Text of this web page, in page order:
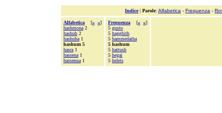
Indice| Parole: Alfabetica - Frequenza -
Alfabetica [« »]
hashmona 2
hashub 2
hashuba 1
hashum 5
hasra 1
hassena 1
hassenua 1
Frequenza [« »]
5 gusto
5 hagghith
5 hammedatha
5 hashum
5 hattush
5 hegai
5 helets